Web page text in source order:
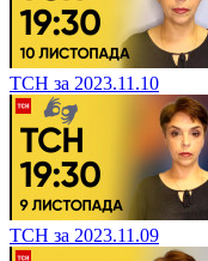
ТСН за 2023.11.10
ТСН за 2023.11.09